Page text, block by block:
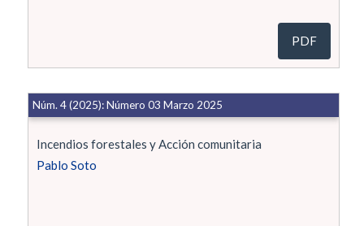
PDF
Incendios forestales y Acción comunitaria
Pablo Soto
Núm. 4 (2025): Número 03 Marzo 2025